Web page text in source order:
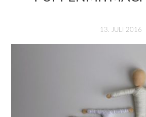
13. JULI 2016